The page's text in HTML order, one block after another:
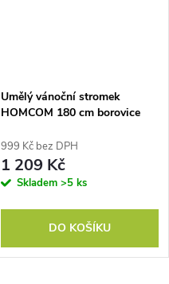
Umělý vánoční stromek
HOMCOM 180 cm borovice
pro interiér
999 Kč bez DPH
1 209 Kč
Skladem >5 ks
DO KOŠÍKU